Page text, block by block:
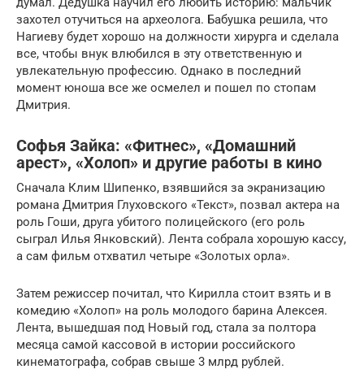
захотел отучиться на археолога. Бабушка решила, что
Нагиеву будет хорошо на должности хирурга и сделала
все, чтобы внук влюбился в эту ответственную и
увлекательную профессию. Однако в последний
момент юноша все же осмелел и пошел по стопам
Дмитрия.
Софья Зайка: «Фитнес», «Домашний
арест», «Холоп» и другие работы в кино
Сначала Клим Шипенко, взявшийся за экранизацию
романа Дмитрия Глуховского «Текст», позвал актера на
роль Гоши, друга убитого полицейского (его роль
сыграл Илья Янковский). Лента собрала хорошую кассу,
а сам фильм отхватил четыре «Золотых орла».
Затем режиссер почитал, что Кирилла стоит взять и в
комедию «Холоп» на роль молодого барина Алексея.
Лента, вышедшая под Новый год, стала за полтора
месяца самой кассовой в истории российского
кинематографа, собрав свыше 3 млрд рублей.